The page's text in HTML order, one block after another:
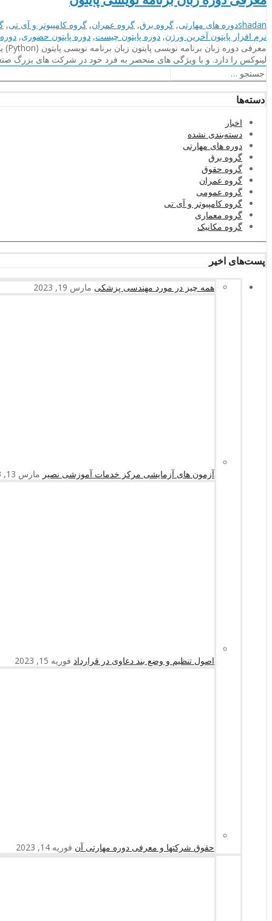
نویسنده
shadanدسته‌بندی‌ها
دوره های مهارتی, گروه برق, گروه عمران, گروه کامپیوتر و آی تی,
نرم افزار پایتون آخرین ورژن, دوره پایتون چیست, دوره پایتون حضوری, دوره
لینوکس را دارد. و با ویژگی های منحصر به فرد خود در شرکت های بزرگ
جستجو
برای:
دسته‌ها
اخبار
دسته‌بندی نشده
دوره های مهارتی
گروه برق
گروه حقوق
گروه عمران
گروه عمومی
گروه کامپیوتر و آی تی
گروه معماری
گروه مکانیک
پست‌های اخیر
همه چیز در مورد مهندسی پزشکی مارس 19, 2023
آزمون های آزمایشی مرکز خدمات آموزشی نصیر مارس 13, 2023
اصول تنظیم و وضع بند دعاوی در قرارداد فوریه 15, 2023
حقوق شرکتها و معرفی دوره مهارتی آن فوریه 14, 2023